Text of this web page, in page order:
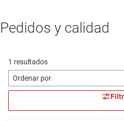
Pedidos y calidad